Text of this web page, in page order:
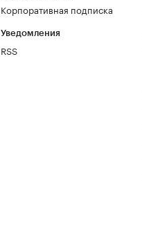
Корпоративная подписка
Уведомления
RSS